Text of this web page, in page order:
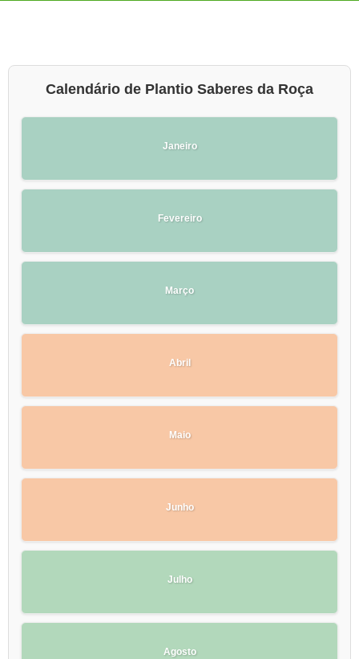
Calendário de Plantio Saberes da Roça
Janeiro
Fevereiro
Março
Abril
Maio
Junho
Julho
Agosto